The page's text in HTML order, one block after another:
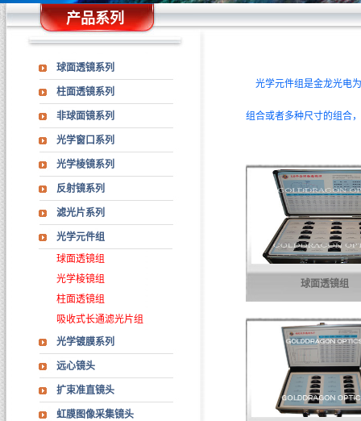
产品系列
球面透镜系列
柱面透镜系列
非球面镜系列
光学窗口系列
光学棱镜系列
反射镜系列
滤光片系列
光学元件组
球面透镜组
光学棱镜组
柱面透镜组
吸收式长通滤光片组
光学镀膜系列
远心镜头
扩束准直镜头
虹膜图像采集镜头
光学元件组是金龙光电
组合或者多种尺寸的组合
球面透镜组